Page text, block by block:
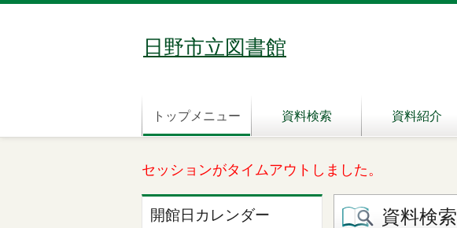
日野市立図書館
トップメニュー 資料検索 資料紹介
セッションがタイムアウトしました。
開館日カレンダー 資料検索